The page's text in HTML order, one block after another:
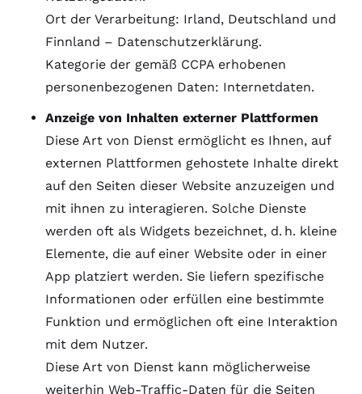
Ort der Verarbeitung: Irland, Deutschland und
Finnland – Datenschutzerklärung.
Kategorie der gemäß CCPA erhobenen
personenbezogenen Daten: Internetdaten.
Anzeige von Inhalten externer Plattformen
Diese Art von Dienst ermöglicht es Ihnen, auf
externen Plattformen gehostete Inhalte direkt
auf den Seiten dieser Website anzuzeigen und
mit ihnen zu interagieren. Solche Dienste
werden oft als Widgets bezeichnet, d. h. kleine
Elemente, die auf einer Website oder in einer
App platziert werden. Sie liefern spezifische
Informationen oder erfüllen eine bestimmte
Funktion und ermöglichen oft eine Interaktion
mit dem Nutzer.
Diese Art von Dienst kann möglicherweise
weiterhin Web-Traffic-Daten für die Seiten